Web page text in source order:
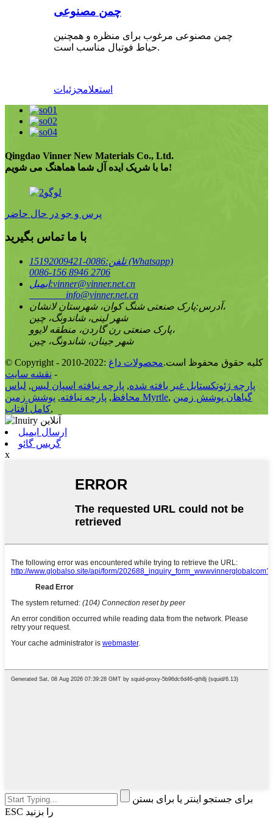
چمن مصنوعی
چمن مصنوعی مرغوب برای منظره و همچنین
حیاط فوتبال مناسب است.
استعلامجزئیات
Qingdao Vinner New Materials Co., Ltd.
ما با شریک ایده آل شما هماهنگ می شویم!
پرس و جو در حال حاضر
با ما تماس بگیرید
تلفن:0086-15192009421 (Whatsapp)
0086-156 8946 2706
ایمیل:vinner@vinner.net.cn
info@vinner.net.cn
آدرس:پارک صنعتی شنگ کوان، شهرستان لانشان،
شهر لینی، شاندونگ، چین
پارک صنعتی رن گاردن، منطقه لایوو،
شهر جینان، شاندونگ، چین
© Copyright - 2010-2022: کلیه حقوق محفوظ است. محصولات داغ
- نقشه سایت
پارچه ژئوتکستایل غیر بافته شده, پارچه نبافته اسپان لیس, لباس
محافظ, پارچه نبافته, پوشش زمین Myrtle, گیاهان پوشش زمین
کامل آفتاب,
ارسال ایمیل
گریس گائو
x
برای جستجو اینتر یا برای بستن
ESC را بزنید